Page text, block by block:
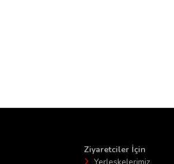
Ziyaretciler İçin